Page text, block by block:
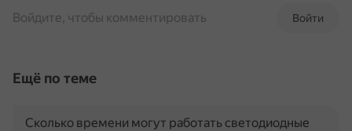
Войти
Войдите, чтобы комментировать
Ещё по теме
Сколько времени могут работать светодиодные